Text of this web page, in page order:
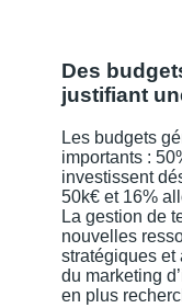
Des
justifiant
Les budgets
importants :
investissent
50k€ et 16%
La gestion de
nouvelles
stratégiques
du marketing
en plus